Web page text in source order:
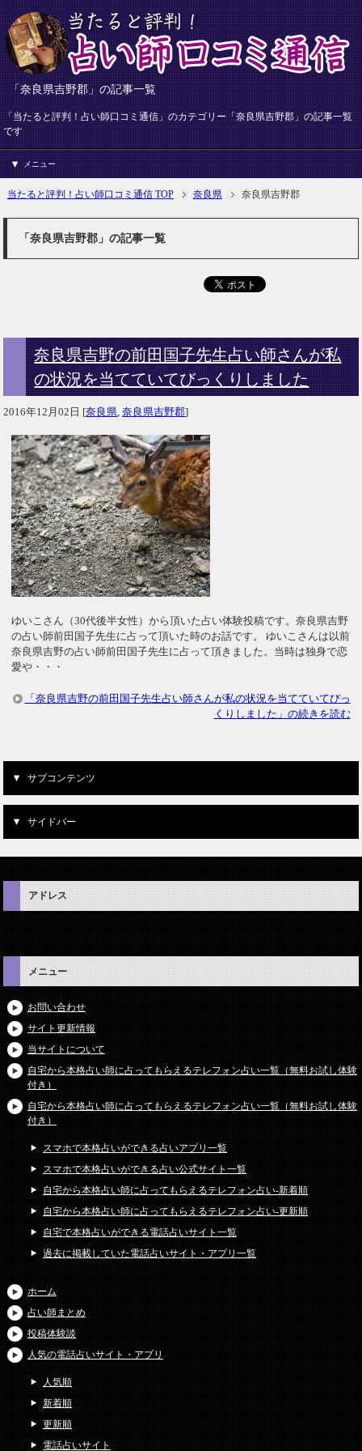
「奈良県吉野郡」の記事一覧
「当たると評判！占い師口コミ通信」のカテゴリー「奈良県吉野郡」の記事一覧
です
メニュー
当たると評判！占い師口コミ通信 TOP 奈良県 奈良県吉野郡
「奈良県吉野郡」の記事一覧
奈良県吉野の前田国子先生占い師さんが私
の状況を当てていてびっくりしました
2016年12月02日 [奈良県 ,奈良県吉野郡]
ゆいこさん（30代後半女性）から頂いた占い体験投稿です。奈良県吉野
の占い師前田国子先生に占って頂いた時のお話です。 ゆいこさんは以前
奈良県吉野の占い師前田国子先生に占って頂きました。当時は独身で恋
愛や・・・
「奈良県吉野の前田国子先生占い師さんが私の状況を当てていてびっ
くりしました」の続きを読む
サブコンテンツ
サイドバー
アドレス
メニュー
お問い合わせ
サイト更新情報
当サイトについて
自宅から本格占い師に占ってもらえるテレフォン占い一覧（無料お試し体験
付き）
自宅から本格占い師に占ってもらえるテレフォン占い一覧（無料お試し体験
付き）
スマホで本格占いができる占いアプリ一覧
スマホで本格占いができる占い公式サイト一覧
自宅から本格占い師に占ってもらえるテレフォン占い-新着順
自宅から本格占い師に占ってもらえるテレフォン占い-更新順
自宅で本格占いができる電話占いサイト一覧
過去に掲載していた電話占いサイト・アプリ一覧
ホーム
占い師まとめ
投稿体験談
人気の電話占いサイト・アプリ
人気順
新着順
更新順
電話占いサイト